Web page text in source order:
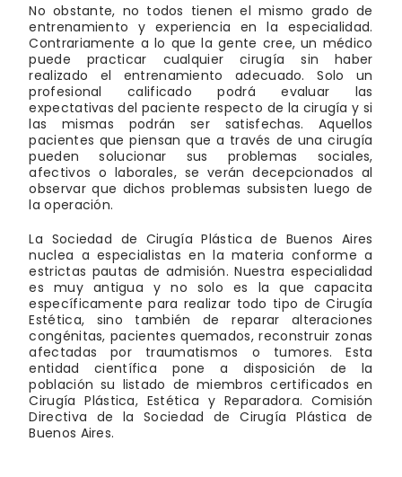
No obstante, no todos tienen el mismo grado de
entrenamiento y experiencia en la especialidad.
Contrariamente a lo que la gente cree, un médico
puede practicar cualquier cirugía sin haber
realizado el entrenamiento adecuado. Solo un
profesional calificado podrá evaluar las
expectativas del paciente respecto de la cirugía y si
las mismas podrán ser satisfechas. Aquellos
pacientes que piensan que a través de una cirugía
pueden solucionar sus problemas sociales,
afectivos o laborales, se verán decepcionados al
observar que dichos problemas subsisten luego de
la operación.
La Sociedad de Cirugía Plástica de Buenos Aires
nuclea a especialistas en la materia conforme a
estrictas pautas de admisión. Nuestra especialidad
es muy antigua y no solo es la que capacita
específicamente para realizar todo tipo de Cirugía
Estética, sino también de reparar alteraciones
congénitas, pacientes quemados, reconstruir zonas
afectadas por traumatismos o tumores. Esta
entidad científica pone a disposición de la
población su listado de miembros certificados en
Cirugía Plástica, Estética y Reparadora. Comisión
Directiva de la Sociedad de Cirugía Plástica de
Buenos Aires.